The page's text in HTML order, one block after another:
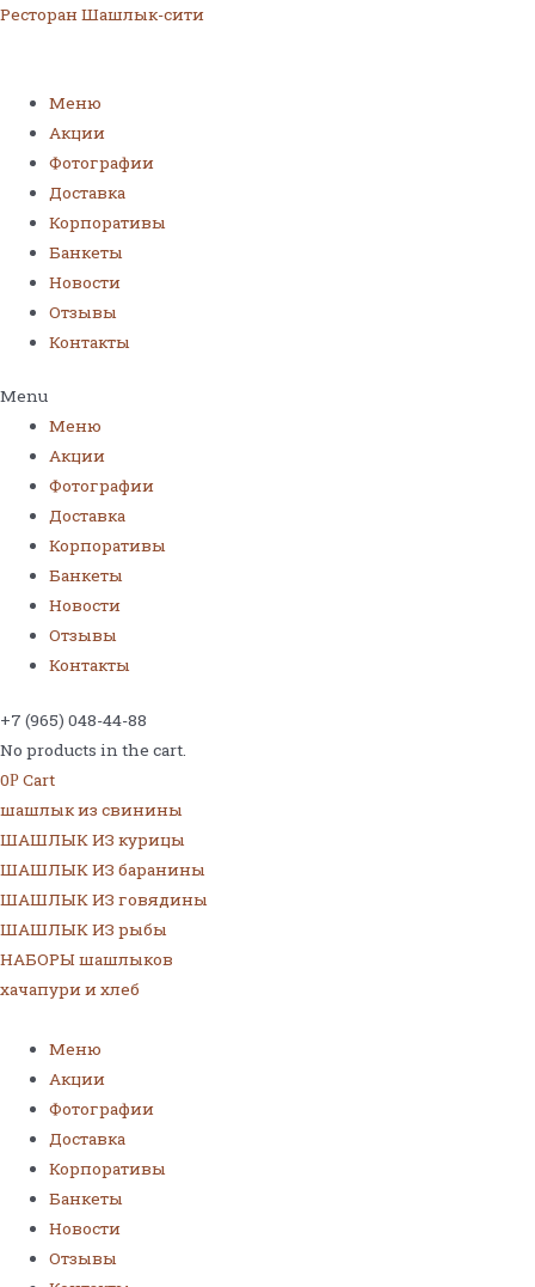
Ресторан Шашлык-сити
Меню
Акции
Фотографии
Доставка
Корпоративы
Банкеты
Новости
Отзывы
Контакты
Menu
Меню
Акции
Фотографии
Доставка
Корпоративы
Банкеты
Новости
Отзывы
Контакты
+7 (965) 048-44-88
No products in the cart.
0Р Cart
шашлык из свинины
ШАШЛЫК ИЗ курицы
ШАШЛЫК ИЗ баранины
ШАШЛЫК ИЗ говядины
ШАШЛЫК ИЗ рыбы
НАБОРЫ шашлыков
хачапури и хлеб
Меню
Акции
Фотографии
Доставка
Корпоративы
Банкеты
Новости
Отзывы